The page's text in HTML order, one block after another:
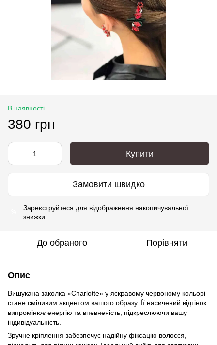
В наявності
380 грн
Купити
Замовити швидко
Зареєструйтеся для відображення накопичувальної
знижки
До обраного Порівняти
Опис
Вишукана заколка «Charlotte» у яскравому червоному кольорі
стане сміливим акцентом вашого образу. Її насичений відтінок
випромінює енергію та впевненість, підкреслюючи вашу
індивідуальність.
Зручне кріплення забезпечує надійну фіксацію волосся,